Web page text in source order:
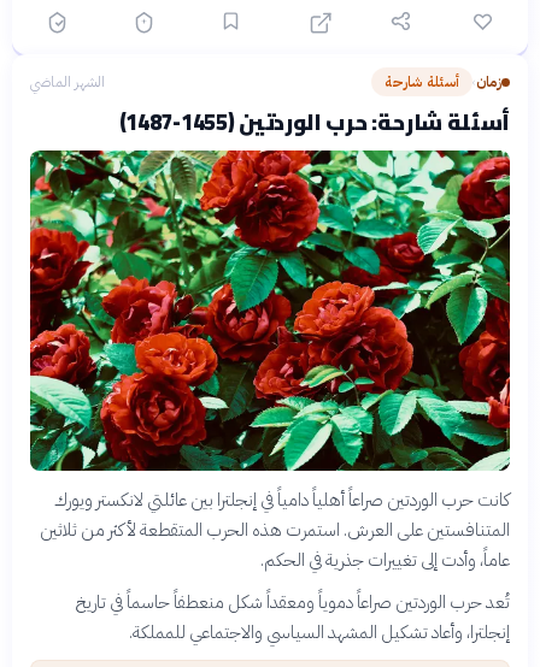
زمان› أسئلة شارحة الشهر الماضي
أسئلة شارحة: حرب الوردتين (1455-1487)
كانت حرب الوردتين صراعاً أهلياً دامياً في إنجلترا بين عائلتي لانكستر ويورك
المتنافستين على العرش. استمرت هذه الحرب المتقطعة لأكثر من ثلاثين
عاماً، وأدت إلى تغييرات جذرية في الحكم.
تُعد حرب الوردتين صراعاً دموياً ومعقداً شكل منعطفاً حاسماً في تاريخ
إنجلترا، وأعاد تشكيل المشهد السياسي والاجتماعي للمملكة.